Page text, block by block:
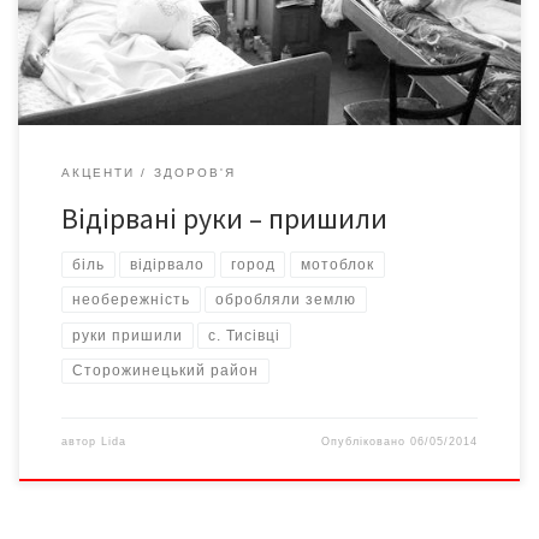
слухатися – і затягнув обидві його руки. Жінка, яка кинулася на
допомогу, теж залишилася без руки. Коли подружжя […]
АКЦЕНТИ ЗДОРОВ'Я
Відірвані руки – пришили
біль відірвало город мотоблок
необережність обробляли землю
руки пришили с. Тисівці
Сторожинецький район
автор Lida Опубліковано06/05/2014